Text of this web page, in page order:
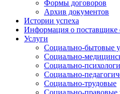
Формы договоров
Архив документов
Истории успеха
Информация о поставщике
Услуги
Социально-бытовые
Социально-
Социально-
Социально-
Социально-трудовые